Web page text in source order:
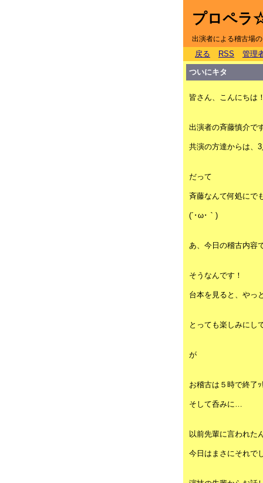
プロペラ
出演者による稽古場
戻る RSS 管理
ついにキタ
皆さん、こんにちは
出演者の斉藤慎介で
共演の方達からは、
だって
斉藤なんて何処にで
(´･ω･｀)
あ、今日の稽古内容
そうなんです！
台本を見ると、やっ
とっても楽しみにし
が
お稽古は５時で終了
そして呑みに…
以前先輩に言われた
今日はまさにそれで